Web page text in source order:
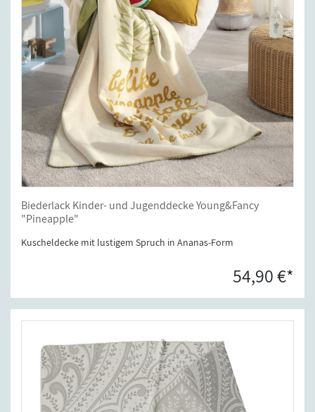
Biederlack Kinder- und Jugenddecke Young&Fancy
"Pineapple"
Kuscheldecke mit lustigem Spruch in Ananas-Form
54,90 €*